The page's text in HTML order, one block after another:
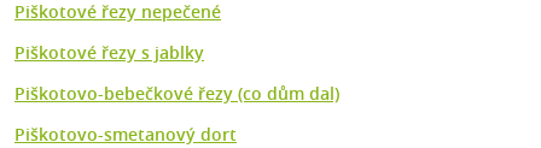
Piškotové řezy nepečené
Piškotové řezy s jablky
Piškotovo-bebečkové řezy (co dům dal)
Piškotovo-smetanový dort